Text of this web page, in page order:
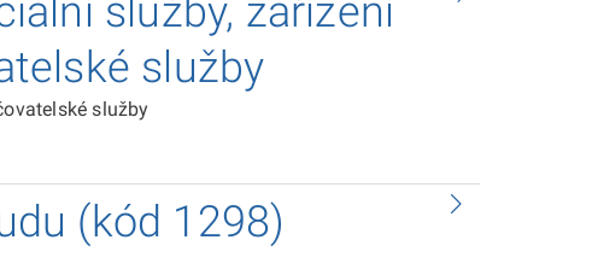
služby, zařízení
služby
služby
(kód 1298)